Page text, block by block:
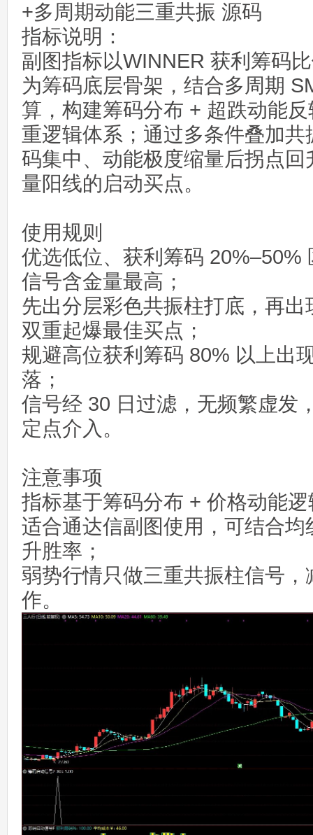
+多周期动能三重共振 源码
指标说明：
副图指标以WINNER 获利筹码
为筹码底层骨架，结合多周期
算，构建筹码分布 + 超跌动能
重逻辑体系；通过多条件叠加
码集中、动能极度缩量后拐点
量阳线的启动买点。
使用规则
优选低位、获利筹码 20%–50%
信号含金量最高；
先出分层彩色共振柱打底，再
双重起爆最佳买点；
规避高位获利筹码 80% 以上出
落；
信号经 30 日过滤，无频繁虚发
定点介入。
注意事项
指标基于筹码分布 + 价格动能逻
适合通达信副图使用，可结合
升胜率；
弱势行情只做三重共振柱信号
作。